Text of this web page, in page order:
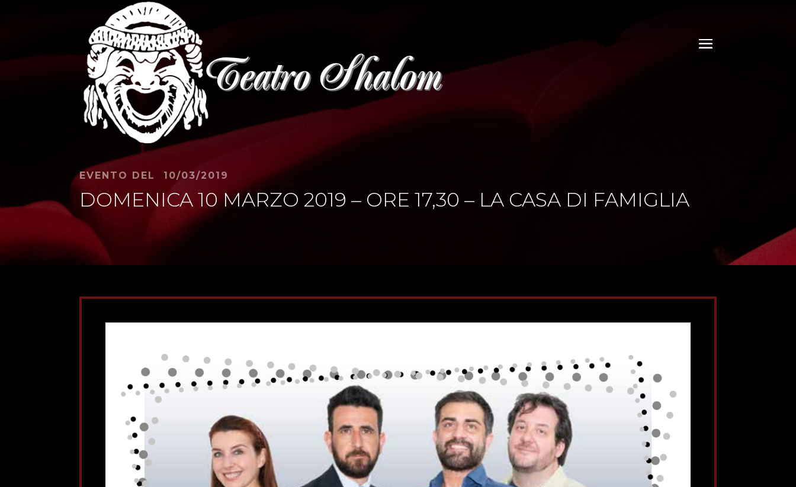
EVENTO DEL 10/03/2019
DOMENICA 10 MARZO 2019 – ORE 17,30 – LA CASA DI FAMIGLIA